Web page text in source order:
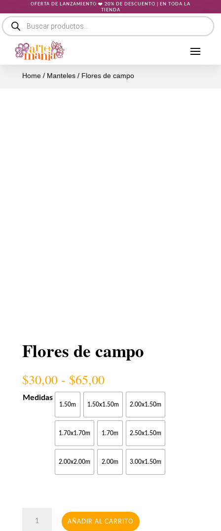
OFERTA DE LANZAMIENTO ❤️ 20% DE DESCUENTO | EN TODA LA
TIENDA
Búsqueda
productos
Home/ Manteles/ Flores de campo
Flores de campo
$30,00 - $65,00Rango
de
precios:
desde
$30,00
hasta
$65,00
Medidas
1.50m 1.50x1.50m 2.00x1.50m
1.70x1.70m 1.70m 2.50x1.50m
2.00x2.00m 2.00m 3.00x1.50m
AÑADIR AL CARRITO